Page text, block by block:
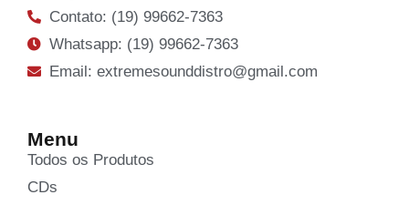
Contato: (19) 99662-7363
Whatsapp: (19) 99662-7363
Email: extremesounddistro@gmail.com
Menu
Todos os Produtos
CDs